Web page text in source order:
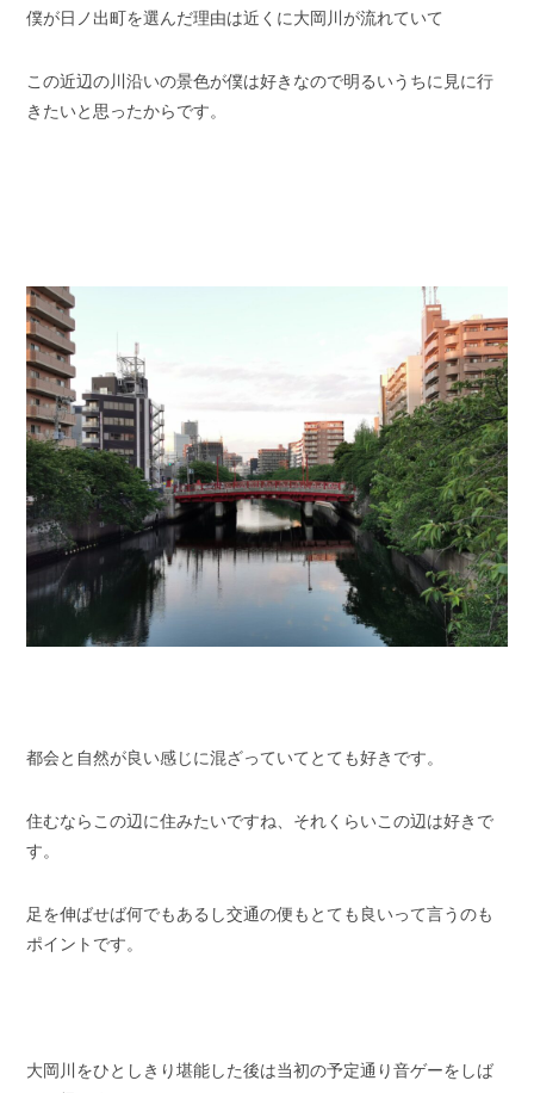
僕が日ノ出町を選んだ理由は近くに大岡川が流れていて
この近辺の川沿いの景色が僕は好きなので明るいうちに見に行
きたいと思ったからです。
都会と自然が良い感じに混ざっていてとても好きです。
住むならこの辺に住みたいですね、それくらいこの辺は好きで
す。
足を伸ばせば何でもあるし交通の便もとても良いって言うのも
ポイントです。
大岡川をひとしきり堪能した後は当初の予定通り音ゲーをしば